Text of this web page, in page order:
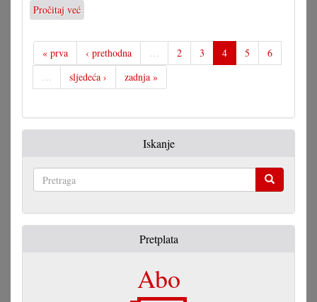
Pročitaj već
Majica
s
motivom,
brojne
mogućnosti
« prva ‹ prethodna … 2 3 4 5
6
…
sljedeća › zadnja »
Iskanje
Pretplata
Abo